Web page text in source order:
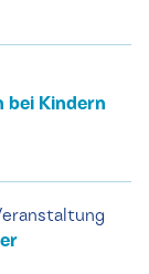
bei Kindern